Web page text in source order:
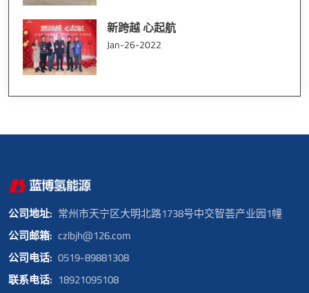
新跨越 心起航
Jan-26-2022
公司地址: 常州市天宁区大明北路1738号中交智荟产业园1幢
公司邮箱: czlbjh@126.com
公司电话: 0519-89881308
联系电话: 18921095108